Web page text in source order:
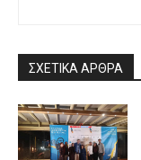
ΣΧΕΤΙΚΑ ΑΡΘΡΑ